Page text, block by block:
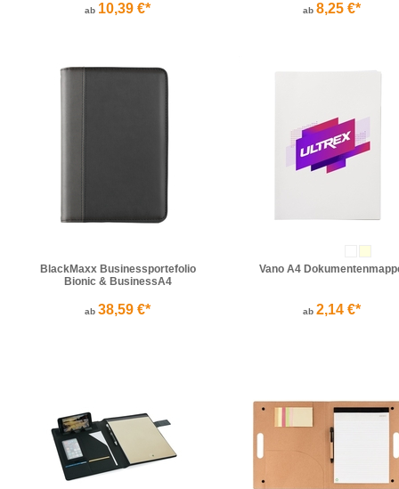
ab 10,39 €* ab 8,25 €*
BlackMaxx Businessportefolio
Bionic & BusinessA4
ab 38,59 €*
Vano A4
ab 2,14 €*